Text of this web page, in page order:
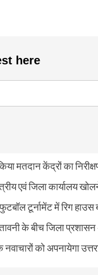
here
मतदान केंद्रों का
एवं जिला कार्यालय
टूर्नामेंट में रिग हाउस
के बीच जिला
नवाचारों को अपनायेगा